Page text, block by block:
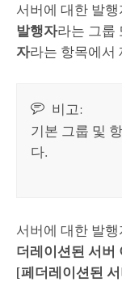
서버에 대한 발
발행자라는 그룹
자라는 항목에서
비고:
기본 그룹 및
다.
서버에 대한 발
더레이션된 서버
[페더레이션된